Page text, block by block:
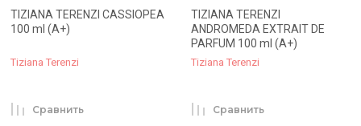
TIZIANA TERENZI CASSIOPEA
100 ml (A+)
Tiziana Terenzi
Сравнить
TIZIANA TERENZI
ANDROMEDA EXTRAIT DE
PARFUM 100 ml (A+)
Tiziana Terenzi
Сравнить